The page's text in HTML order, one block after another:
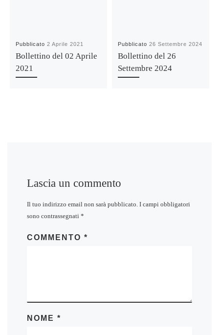
Pubblicato2 Aprile 2021
Bollettino del 02 Aprile
2021
Pubblicato26 Settembre 2024
Bollettino del 26
Settembre 2024
Lascia un commento
Il tuo indirizzo email non sarà pubblicato. I campi obbligatori
sono contrassegnati *
COMMENTO *
NOME *